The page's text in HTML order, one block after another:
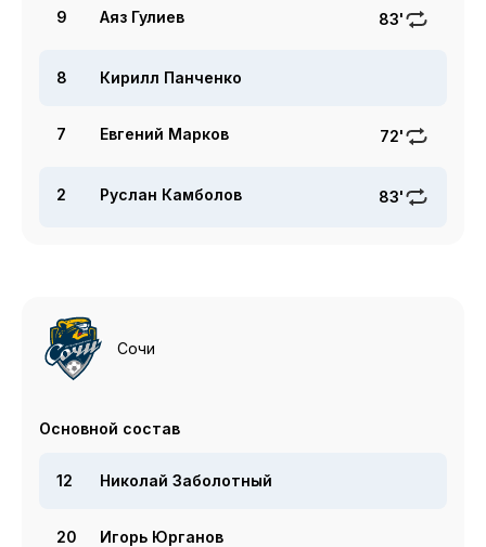
9 Аяз Гулиев 83'
8 Кирилл Панченко
7 Евгений Марков 72'
2 Руслан Камболов 83'
Сочи
Основной состав
12 Николай Заболотный
20 Игорь Юрганов